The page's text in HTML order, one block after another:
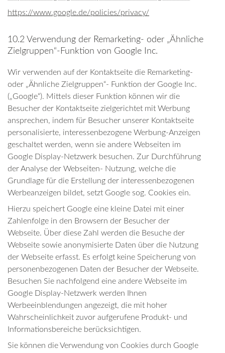
https://www.google.de/policies/privacy/
10.2 Verwendung der Remarketing- oder „Ähnliche
Zielgruppen“-Funktion von Google Inc.
Wir verwenden auf der Kontaktseite die Remarketing-
oder „Ähnliche Zielgruppen“- Funktion der Google Inc.
(„Google“). Mittels dieser Funktion können wir die
Besucher der Kontaktseite zielgerichtet mit Werbung
ansprechen, indem für Besucher unserer Kontaktseite
personalisierte, interessenbezogene Werbung-Anzeigen
geschaltet werden, wenn sie andere Webseiten im
Google Display-Netzwerk besuchen. Zur Durchführung
der Analyse der Webseiten- Nutzung, welche die
Grundlage für die Erstellung der interessenbezogenen
Werbeanzeigen bildet, setzt Google sog. Cookies ein.
Hierzu speichert Google eine kleine Datei mit einer
Zahlenfolge in den Browsern der Besucher der
Webseite. Über diese Zahl werden die Besuche der
Webseite sowie anonymisierte Daten über die Nutzung
der Webseite erfasst. Es erfolgt keine Speicherung von
personenbezogenen Daten der Besucher der Webseite.
Besuchen Sie nachfolgend eine andere Webseite im
Google Display-Netzwerk werden Ihnen
Werbeeinblendungen angezeigt, die mit hoher
Wahrscheinlichkeit zuvor aufgerufene Produkt- und
Informationsbereiche berücksichtigen.
Sie können die Verwendung von Cookies durch Google